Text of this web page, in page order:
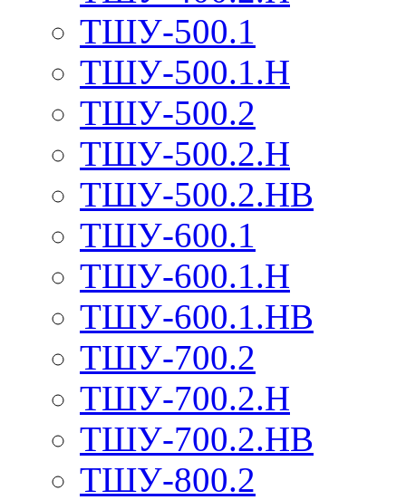
ТШУ-500.1
ТШУ-500.1.Н
ТШУ-500.2
ТШУ-500.2.Н
ТШУ-500.2.НВ
ТШУ-600.1
ТШУ-600.1.Н
ТШУ-600.1.НВ
ТШУ-700.2
ТШУ-700.2.Н
ТШУ-700.2.НВ
ТШУ-800.2